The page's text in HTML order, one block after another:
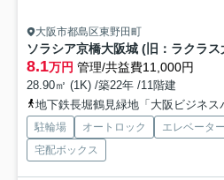
大阪市都島区東野田町
8.1万円 管理/共益費11,000円
28.90㎡ (1K) /築22年 /11階建
地下鉄長堀鶴見緑地「大阪ビジネ
駐輪場 オートロック エレベーター
宅配ボックス